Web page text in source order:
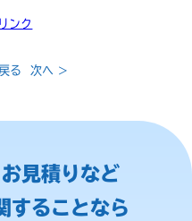
ンク
る 次へ >
見積りなど
することなら